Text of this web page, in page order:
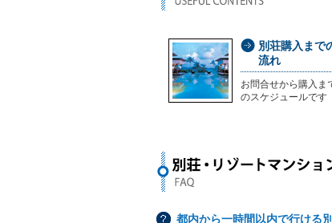
別荘購入まで
流れ
お問合せから購入ま
のスケジュールです
都内から一時間以内で行ける